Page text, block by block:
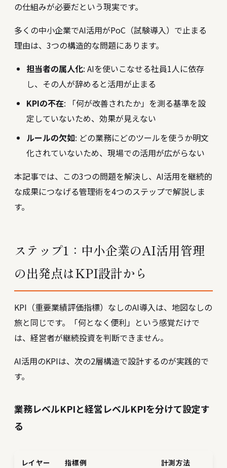
の仕組みが必要だという現実です。
多くの中小企業でAI活用がPoC（試験導入）で止まる
理由は、3つの構造的な問題にあります。
担当者の属人化: AIを使いこなせる社員1人に依存
し、その人が辞めると活用が止まる
KPIの不在: 「何が改善されたか」を測る基準を設
定していないため、効果が見えない
ルールの欠如: どの業務にどのツールを使うか明文
化されていないため、現場での活用が広がらない
本記事では、この3つの問題を解決し、AI活用を継続的
な成果につなげる管理術を4つのステップで解説しま
す。
ステップ1：中小企業のAI活用管理
の出発点はKPI設計から
KPI（重要業績評価指標）なしのAI導入は、地図なしの
旅と同じです。「何となく便利」という感覚だけで
は、経営者が継続投資を判断できません。
AI活用のKPIは、次の2層構造で設計するのが実践的で
す。
業務レベルKPIと経営レベルKPIを分けて設定す
る
レイヤー 指標例 計測方法